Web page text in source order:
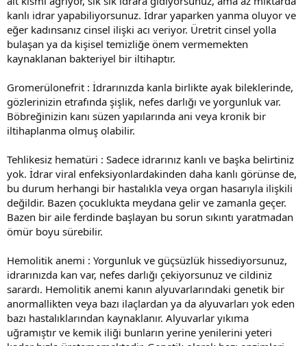
kanlı idrar yapabiliyorsunuz. İdrar yaparken yanma oluyor ve
eğer kadınsanız cinsel ilişki acı veriyor. Üretrit cinsel yolla
bulaşan ya da kişisel temizliğe önem vermemekten
kaynaklanan bakteriyel bir iltihaptır.
Gromerülonefrit : İdrarınızda kanla birlikte ayak bileklerinde,
gözlerinizin etrafında şişlik, nefes darlığı ve yorgunluk var.
Böbreğinizin kanı süzen yapılarında ani veya kronik bir
iltihaplanma olmuş olabilir.
Tehlikesiz hematüri : Sadece idrarınız kanlı ve başka belirtiniz
yok. İdrar viral enfeksiyonlardakinden daha kanlı görünse de,
bu durum herhangi bir hastalıkla veya organ hasarıyla ilişkili
değildir. Bazen çocuklukta meydana gelir ve zamanla geçer.
Bazen bir aile ferdinde başlayan bu sorun sıkıntı yaratmadan
ömür boyu sürebilir.
Hemolitik anemi : Yorgunluk ve güçsüzlük hissediyorsunuz,
idrarınızda kan var, nefes darlığı çekiyorsunuz ve cildiniz
sarardı. Hemolitik anemi kanın alyuvarlarındaki genetik bir
anormallikten veya bazı ilaçlardan ya da alyuvarları yok eden
bazı hastalıklarından kaynaklanır. Alyuvarlar yıkıma
uğramıştır ve kemik iliği bunların yerine yenilerini yeteri